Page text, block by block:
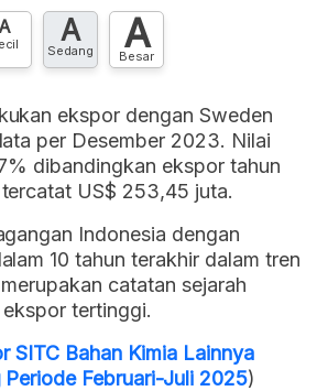
»
A A
Sedang A
Besar
ekspor dengan Sweden
per Desember 2023. Nilai
dibandingkan ekspor tahun
US$ 253,45 juta.
Indonesia dengan
10 tahun terakhir dalam tren
catatan sejarah
tertinggi.
SITC Bahan Kimia Lainnya
Februari-Juli 2025)